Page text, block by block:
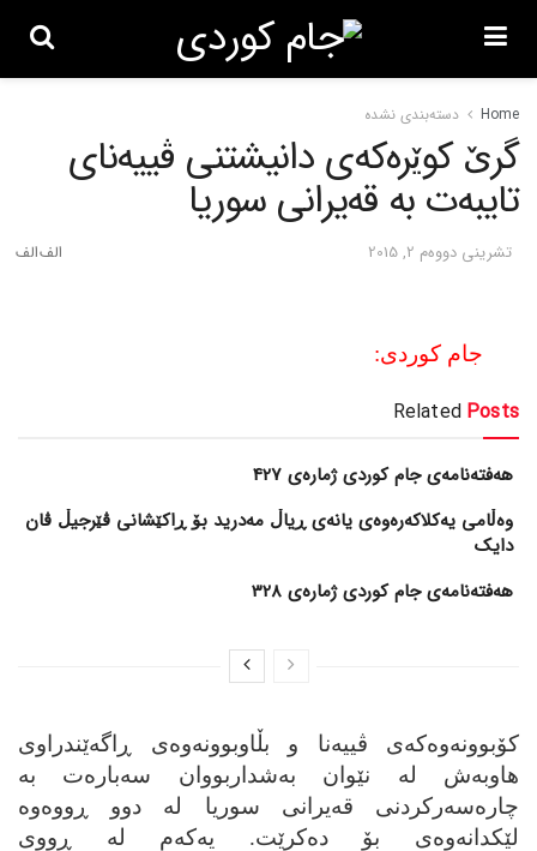
Home دسته‌بندی نشده
گرێ کوێره‌که‌ی دانیشتنی ڤییه‌نای
تایبه‌ت به‌ قه‌یرانی سوریا
تشرینی دووه‌م 2, 2015
جام کوردی:
Related Posts
هەفتەنامەی جام کوردی ژمارەی 427
وەڵامی یەکلاکەرەوەی یانەی ڕیاڵ مەدرید بۆ ڕاکێشانی ڤێرجیڵ ڤان
دایک
هەفتەنامەی جام کوردی ژمارەی 328
کۆبوونه‌وه‌که‌ی ڤییه‌نا و بڵاوبوونه‌وه‌ی ڕاگه‌ێندراوی
هاوبه‌ش له‌ نێوان به‌شداربووان سه‌باره‌ت به‌
چاره‌سه‌رکردنی قه‌یرانی سوریا له‌ دوو ڕووه‌وه‌
لێکدانه‌وه‌ی بۆ ده‌کرێت. یه‌که‌م له‌ ڕووی